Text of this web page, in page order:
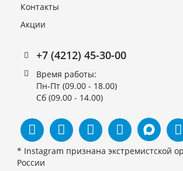
В наличии
6 810 руб.
Контакты
Акции
+7 (4212) 45-30-00
Время работы:
Пн-Пт (09.00 - 18.00)
Сб (09.00 - 14.00)
* Instagram признана экстремистской
России